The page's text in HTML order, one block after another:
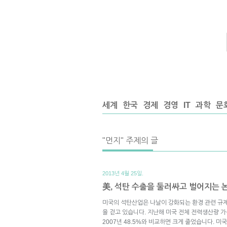
세계 한국 경제 경영 IT 과학 문
"먼지" 주제의 글
2013년 4월 25일.
美, 석탄 수출을 둘러싸고 벌어지는
미국의 석탄산업은 나날이 강화되는 환경 관련 규
을 걷고 있습니다. 지난해 미국 전체 전력생산량
2007년 48.5%와 비교하면 크게 줄었습니다. 미